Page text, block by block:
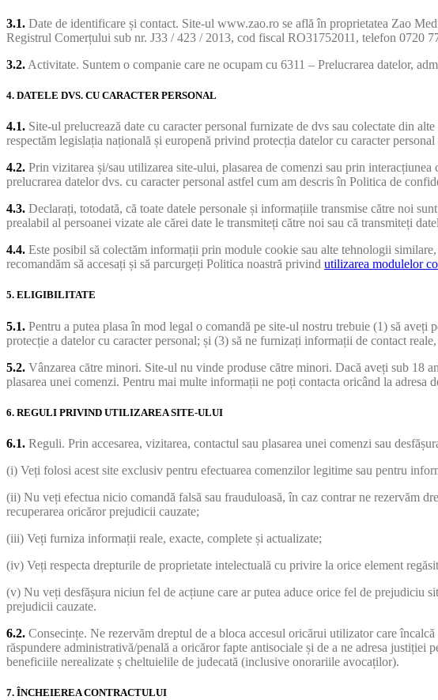
3.1. Date de identificare și contact. Site-ul www.zao.ro se află în proprietatea Zao
Registrul Comerțului sub nr. J33 / 423 / 2013, cod fiscal RO31752011, telefon 0720
3.2. Activitate. Suntem o companie care ne ocupam cu 6311 – Prelucrarea datelor,
4. DATELE DVS. CU CARACTER PERSONAL
4.1. Site-ul prelucrează date cu caracter personal furnizate de dvs sau colectate din
respectăm legislația națională și europenă privind protecția datelor cu caracter
4.2. Prin vizitarea și/sau utilizarea site-ului, plasarea de comenzi sau prin
prelucrarea datelor dvs. cu caracter personal astfel cum am descris în Politica de
4.3. Declarați, totodată, că toate datele personale și informațiile transmise către noi
prealabil al persoanei vizate ale cărei date le transmiteți către noi sau că transmiteți
4.4. Este posibil să colectăm informații prin module cookie sau alte tehnologii
recomandăm să accesați și să parcurgeți Politica noastră privind utilizarea modulelor
5. ELIGIBILITATE
5.1. Pentru a putea plasa în mod legal o comandă pe site-ul nostru trebuie (1) să
protecție a datelor cu caracter personal; și (3) să ne furnizați informații de contact
5.2. Vânzarea către minori. Site-ul nu vinde produse către minori. Dacă aveți sub 18
plasarea unei comenzi. Pentru mai multe informații ne poți contacta oricând la adresa
6. REGULI PRIVIND UTILIZAREA SITE-ULUI
6.1. Reguli. Prin accesarea, vizitarea, contactul sau plasarea unei comenzi sau
(i) Veți folosi acest site exclusiv pentru efectuarea comenzilor legitime sau pentru
(ii) Nu veți efectua nicio comandă falsă sau frauduloasă, în caz contrar ne rezervăm
recuperarea oricăror prejudicii cauzate;
(iii) Veți furniza informații reale, exacte, complete și actualizate;
(iv) Veți respecta drepturile de proprietate intelectuală cu privire la orice element
(v) Nu veți desfășura niciun fel de acțiune care ar putea aduce orice fel de prejudiciu
prejudicii cauzate.
6.2. Consecințe. Ne rezervăm dreptul de a bloca accesul oricărui utilizator care
răspundere administrativă/penală a oricăror fapte antisociale și de a ne adresa
beneficiile nerealizate ș cheltuielile de judecată (inclusive onorariile avocaților).
7. ÎNCHEIEREA CONTRACTULUI